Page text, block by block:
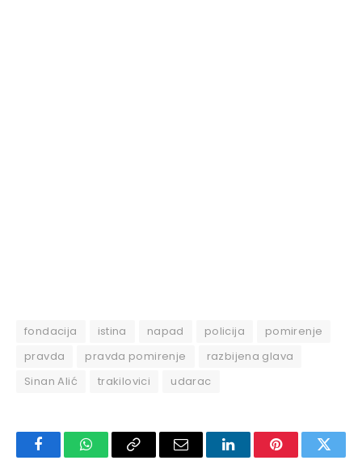
fondacija istina napad policija
pomirenje
pravda
pravda pomirenje
razbijena glava
Sinan Alić
trakilovici udarac
FacebookWhatsAppCopy Email LinkedInPinterest